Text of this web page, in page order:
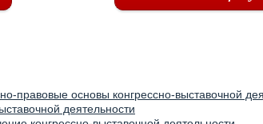
правовые основы конгрессно-выставочной
деятельности